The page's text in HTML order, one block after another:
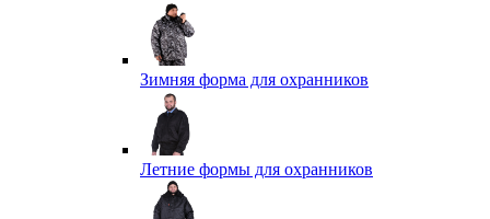
Зимняя форма для охранников
Летние формы для охранников